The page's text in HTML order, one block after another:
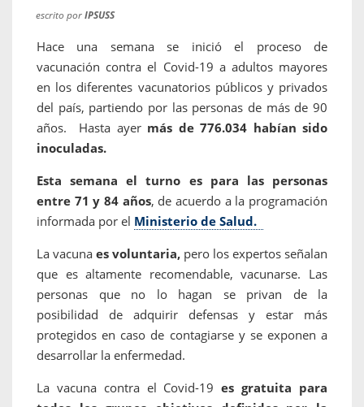
escrito porIPSUSS
Hace una semana se inició el proceso de
vacunación contra el Covid-19 a adultos mayores
en los diferentes vacunatorios públicos y privados
del país, partiendo por las personas de más de 90
años. Hasta ayer más de 776.034 habían sido
inoculadas.
Esta semana el turno es para las personas
entre 71 y 84 años, de acuerdo a la programación
informada por el Ministerio de Salud.
La vacuna es voluntaria, pero los expertos señalan
que es altamente recomendable, vacunarse. Las
personas que no lo hagan se privan de la
posibilidad de adquirir defensas y estar más
protegidos en caso de contagiarse y se exponen a
desarrollar la enfermedad.
La vacuna contra el Covid-19es gratuita para